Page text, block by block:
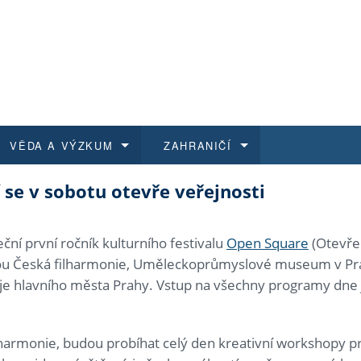
historie
další dokumenty
benefity pro zaměstnance
FF UK
E-
a jak se přihlásit
programy
k průběhu přijímaček
a magisterské studium
VĚDA A VÝZKUM
na FF UK
kvalifikace
ZAHRANIČÍ
a výběrová řízení
se v sobotu otevře veřejnosti
první ročník kulturního festivalu Open Square
Česká filharmonie, Uměleckoprůmyslové museum v
hlavního města Prahy. Vstup na všechny programy
budou probíhat celý den kreativní workshopy